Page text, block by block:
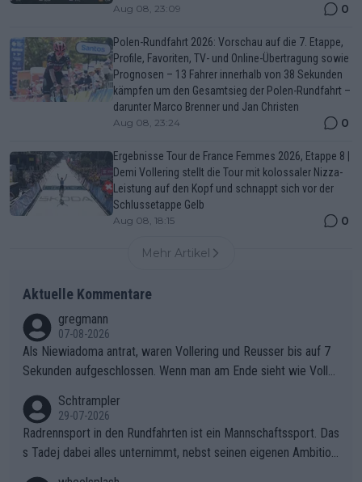
Aug 08, 23:09 0
Polen-Rundfahrt 2026: Vorschau auf die 7. Etappe,
Profile, Favoriten, TV- und Online-Übertragung sowie
Prognosen – 13 Fahrer innerhalb von 38 Sekunden
kämpfen um den Gesamtsieg der Polen-Rundfahrt –
darunter Marco Brenner und Jan Christen
Aug 08, 23:24 0
Ergebnisse Tour de France Femmes 2026, Etappe 8 |
Demi Vollering stellt die Tour mit kolossaler Nizza-
Leistung auf den Kopf und schnappt sich vor der
Schlussetappe Gelb
Aug 08, 18:15 0
Mehr Artikel
Aktuelle Kommentare
gregmann
07-08-2026
Als Niewiadoma antrat, waren Vollering und Reusser bis auf 7
Sekunden aufgeschlossen. Wenn man am Ende sieht wie Voller
ering die 7 Sekunden zu Niewiadoma nicht geschlossen hat un
d den Abstand hat anwachsen lassen. Ein schwerer taktischer
Fehler, der den Tour Sieg kosten wird.Diese Beobachtung trifft
Schtrampler
29-07-2026
Radrennsport in den Rundfahrten ist ein Mannschaftssport. Das
s Tadej dabei alles unternimmt, nebst seinen eigenen Ambition